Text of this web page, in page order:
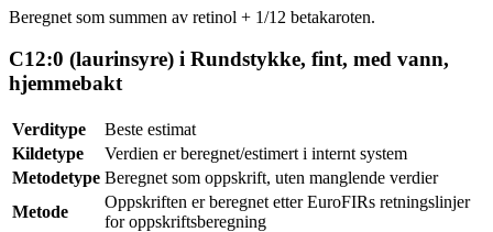
Beregnet som summen av retinol + 1/12 betakaroten.
C12:0 (laurinsyre) i Rundstykke, fint, med vann,
hjemmebakt
Verditype
Beste estimat
Kildetype
Verdien er beregnet/estimert i internt system
Metodetype Beregnet som oppskrift, uten manglende verdier
Metode
Oppskriften er beregnet etter EuroFIRs retningslinjer
for oppskriftsberegning